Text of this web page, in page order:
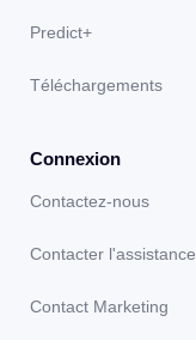
Predict+
Téléchargements
Connexion
Contactez-nous
Contacter l'assistance
Contact Marketing